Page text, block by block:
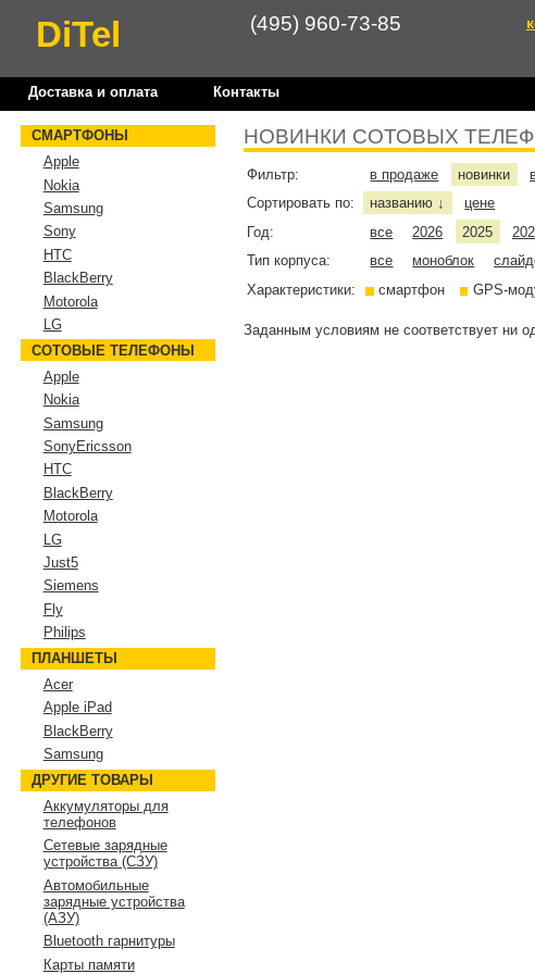
DiTel (495) 960-73-85
Доставка и оплата Контакты
НОВИНКИ СОТОВЫХ
Фильтр: в продаже новинки
Сортировать по:
названию ↓
цене
Год:
все 2026 2025
Тип корпуса:
все моноблок
Характеристики:
смартфон GPS-
Заданным условиям не соответствует ни
СМАРТФОНЫ
Apple
Nokia
Samsung
Sony
HTC
BlackBerry
Motorola
LG
СОТОВЫЕ ТЕЛЕФОНЫ
Apple
Nokia
Samsung
SonyEricsson
HTC
BlackBerry
Motorola
LG
Just5
Siemens
Fly
Philips
ПЛАНШЕТЫ
Acer
Apple iPad
BlackBerry
Samsung
ДРУГИЕ ТОВАРЫ
Аккумуляторы для
телефонов
Сетевые зарядные
устройства (СЗУ)
Автомобильные
зарядные устройства
(АЗУ)
Bluetooth гарнитуры
Карты памяти